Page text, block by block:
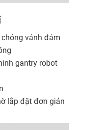
vánh đảm
gantry robot
lắp đặt đơn giản